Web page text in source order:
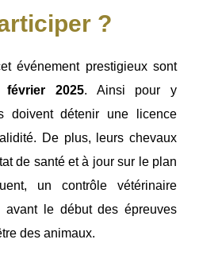
?
événement prestigieux sont
février 2025. Ainsi pour y
doivent détenir une licence
De plus, leurs chevaux
de santé et à jour sur le plan
un contrôle vétérinaire
avant le début des épreuves
des animaux.